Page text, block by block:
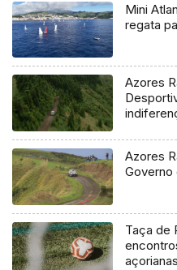
Mini
regata
Azores
Azores
Governo
Taça de
açorianas